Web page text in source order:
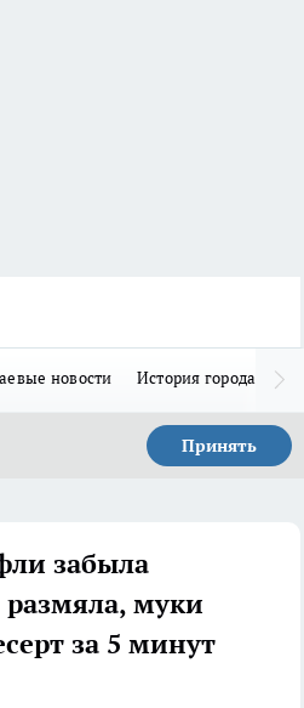
новости История города Н
Принять
забыла
размяла, муки
за 5 минут